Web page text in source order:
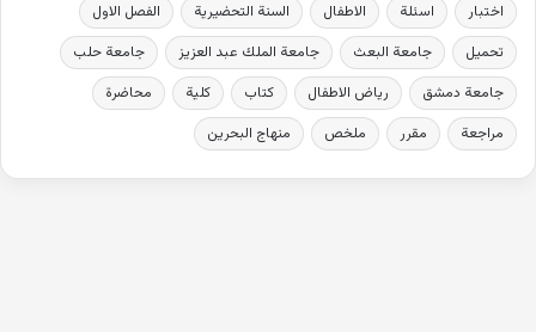
اختبار اسئلة الاطفال السنة التحضيرية
الفصل الاول
تحميل
جامعة البعث جامعة الملك عبد العزيز
جامعة حلب
جامعة دمشق
رياض الاطفال كتاب كلية
محاضرة
مراجعة
مقرر ملخص منهاج البحرين